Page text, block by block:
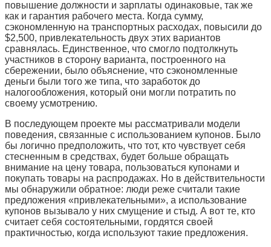
повышение должности и зарплаты одинаковые, так же
как и гарантия рабочего места. Когда сумму,
сэкономленную на транспортных расходах, повысили до
$2,500, привлекательность двух этих вариантов
сравнялась. Единственное, что смогло подтолкнуть
участников в сторону варианта, построенного на
сбережении, было объяснение, что сэкономленные
деньги были того же типа, что заработок до
налогообложения, который они могли потратить по
своему усмотрению.
В последующем проекте мы рассматривали модели
поведения, связанные с использованием купонов. Было
бы логично предположить, что тот, кто чувствует себя
стесненным в средствах, будет больше обращать
внимание на цену товара, пользоваться купонами и
покупать товары на распродажах. Но в действительности
мы обнаружили обратное: люди реже считали такие
предложения «привлекательными», а использование
купонов вызывало у них смущение и стыд. А вот те, кто
считает себя состоятельными, гордятся своей
практичностью, когда используют такие предложения.